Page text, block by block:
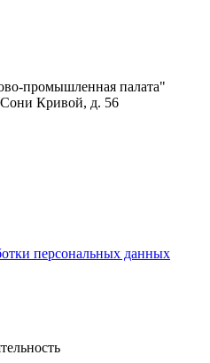
промышленная палата"
Кривой, д. 56
персональных данных